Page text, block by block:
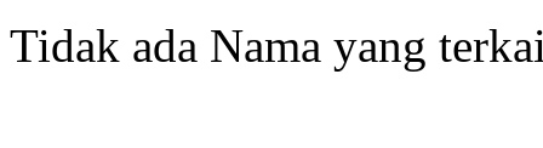
Tidak ada Nama yang